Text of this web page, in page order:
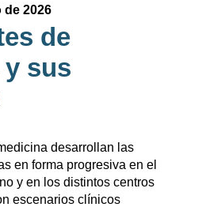
de 2026
de
sus
desarrollan las
en forma progresiva en el
y en los distintos centros
escenarios clínicos